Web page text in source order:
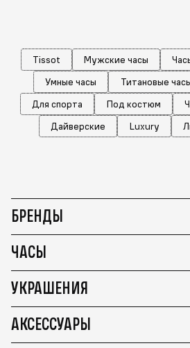
Tissot Мужские часы
Умные часы
Титановые
Для спорта
Под костюм
Дайверские
Luxury
БРЕНДЫ
ЧАСЫ
УКРАШЕНИЯ
АКСЕССУАРЫ